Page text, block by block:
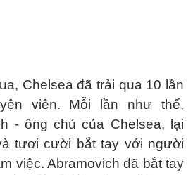
Chelsea đã trải qua 10 lần
viên. Mỗi lần như thế,
- ông chủ của Chelsea, lại
tươi cười bắt tay với người
việc. Abramovich đã bắt tay